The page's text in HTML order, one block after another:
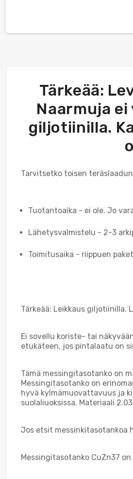
Tärkeää:
Naarmuja
giljotiinilla.
Tarvitsetko toisen
Tuotantoaika - ei ole. Jo
Lähetysvalmistelu - 2-3
Toimitusaika - riippuen
Tärkeää: Leikkaus giljotiinilla.
Ei sovellu koriste- tai
etukäteen, jos pintalaatu on
Tämä messingitasotanko on
Messingitasotanko on
hyvä kylmämuovattavuus ja
suolaliuoksissa. Materiaali
Jos etsit messinkitasotankoa
Messingitasotanko CuZn37